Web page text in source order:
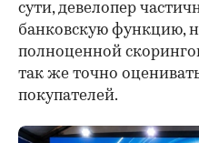
сути, девелопер
банковскую функцию,
полноценной
так же точно
покупателей.